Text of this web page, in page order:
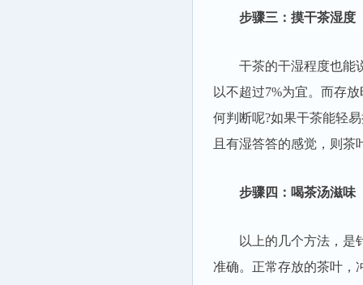
步骤三：摸干茶湿度
干茶的干湿程度也能说
以不超过7%为宜。而存
何判断呢?如果干茶能轻
且有湿答答的感觉，则
步骤四：喝茶汤滋味
以上的几个方法，是针
准确。正常存放的茶叶，